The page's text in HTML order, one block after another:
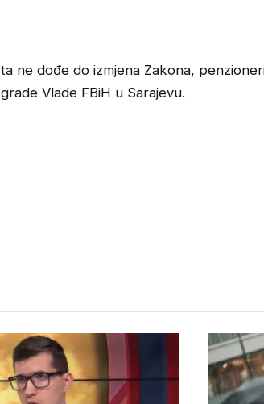
ne dođe do izmjena Zakona,
Vlade FBiH u Sarajevu.